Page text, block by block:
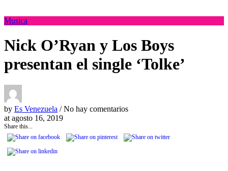
Musica
Nick O’Ryan y Los Boys
presentan el single ‘Tolke’
by Es Venezuela / No hay comentarios
at agosto 16, 2019
Share this...